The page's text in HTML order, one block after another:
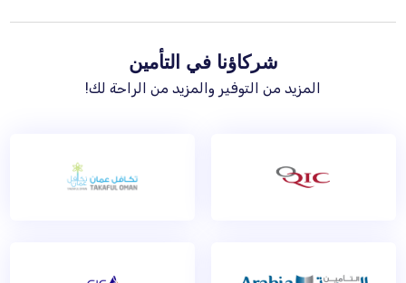
شركاؤنا في التأمين
المزيد من التوفير والمزيد من الراحة لك!